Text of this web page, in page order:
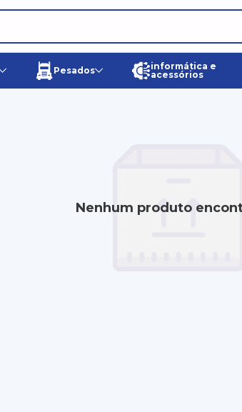
Pesados
informática e
acessórios
Nenhum produto